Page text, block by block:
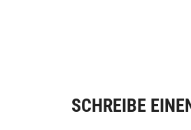
SCHREIBE